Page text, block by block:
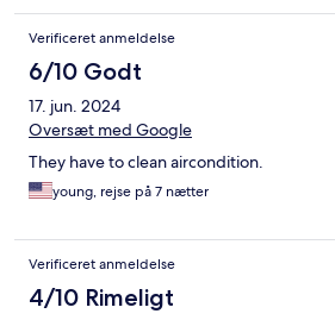
Verificeret anmeldelse
6/10 Godt
17. jun. 2024
Oversæt med Google
They have to clean aircondition.
young, rejse på 7 nætter
Verificeret anmeldelse
4/10 Rimeligt